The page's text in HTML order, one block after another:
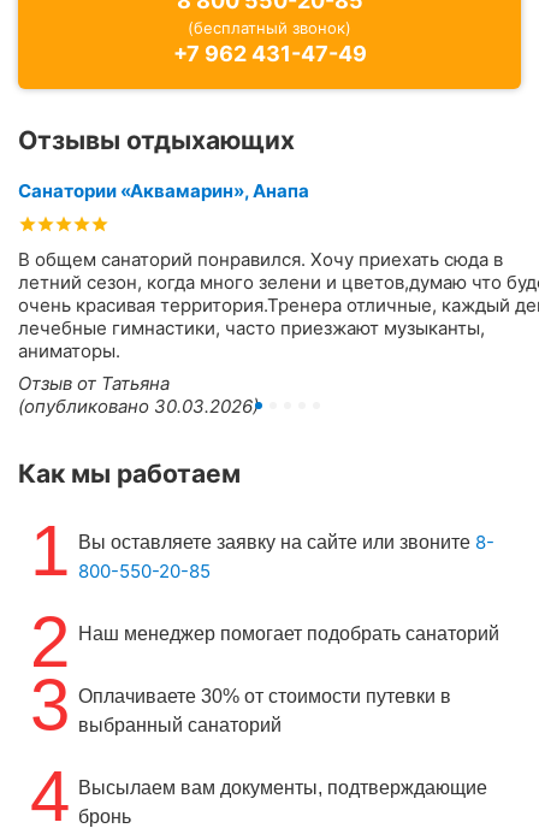
(бесплатный звонок)
+7 962 431-47-49
Отзывы отдыхающих
Санатории «Аквамарин», Анапа
В общем санаторий понравился. Хочу приехать сюда в
летний сезон, когда много зелени и цветов,думаю что
очень красивая территория.Тренера отличные, каждый
лечебные гимнастики, часто приезжают музыканты,
аниматоры.
Отзыв от Татьяна
(опубликовано 30.03.2026)
Как мы работаем
1 Вы оставляете заявку на сайте или звоните 8-
800-550-20-85
2 Наш менеджер помогает подобрать санаторий
3 Оплачиваете 30% от стоимости путевки в
выбранный санаторий
4 Высылаем вам документы, подтверждающие
бронь